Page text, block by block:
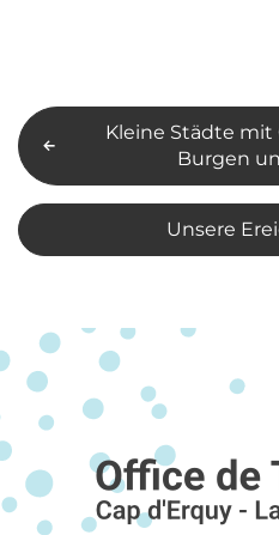
Kleine Städte mit
Burgen
Unsere